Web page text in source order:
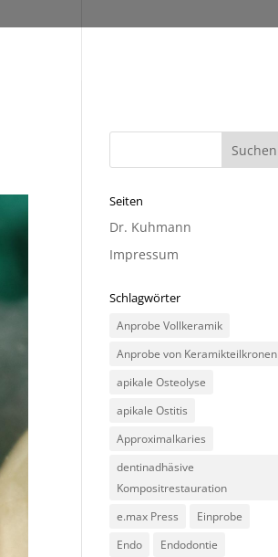
Seiten
Dr. Kuhmann
Impressum
Schlagwörter
Anprobe Vollkeramik
Anprobe von Keramikteilkronen
apikale Osteolyse
apikale Ostitis
Approximalkaries
dentinadhäsive
Kompositrestauration
e.max Press
Einprobe
Endo
Endodontie